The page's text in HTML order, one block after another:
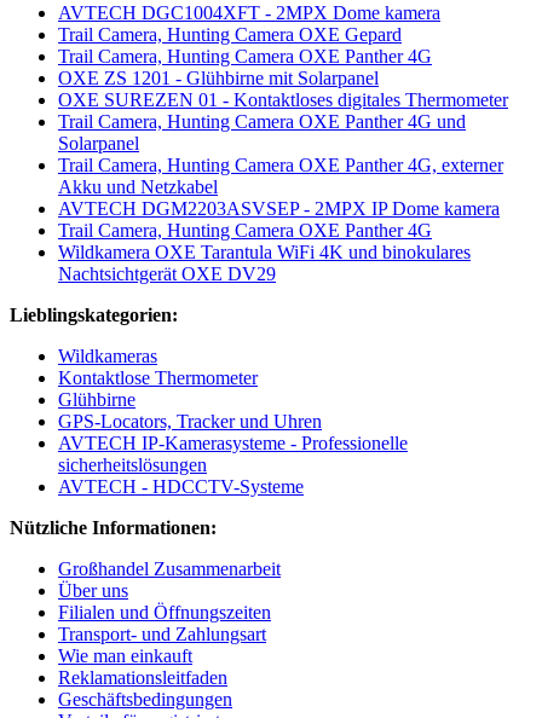
AVTECH DGC1004XFT - 2MPX Dome kamera
Trail Camera, Hunting Camera OXE Gepard
Trail Camera, Hunting Camera OXE Panther 4G
OXE ZS 1201 - Glühbirne mit Solarpanel
OXE SUREZEN 01 - Kontaktloses digitales Thermometer
Trail Camera, Hunting Camera OXE Panther 4G und
Solarpanel
Trail Camera, Hunting Camera OXE Panther 4G, externer
Akku und Netzkabel
AVTECH DGM2203ASVSEP - 2MPX IP Dome kamera
Trail Camera, Hunting Camera OXE Panther 4G
Wildkamera OXE Tarantula WiFi 4K und binokulares
Nachtsichtgerät OXE DV29
Lieblingskategorien:
Wildkameras
Kontaktlose Thermometer
Glühbirne
GPS-Locators, Tracker und Uhren
AVTECH IP-Kamerasysteme - Professionelle
sicherheitslösungen
AVTECH - HDCCTV-Systeme
Nützliche Informationen:
Großhandel Zusammenarbeit
Über uns
Filialen und Öffnungszeiten
Transport- und Zahlungsart
Wie man einkauft
Reklamationsleitfaden
Geschäftsbedingungen